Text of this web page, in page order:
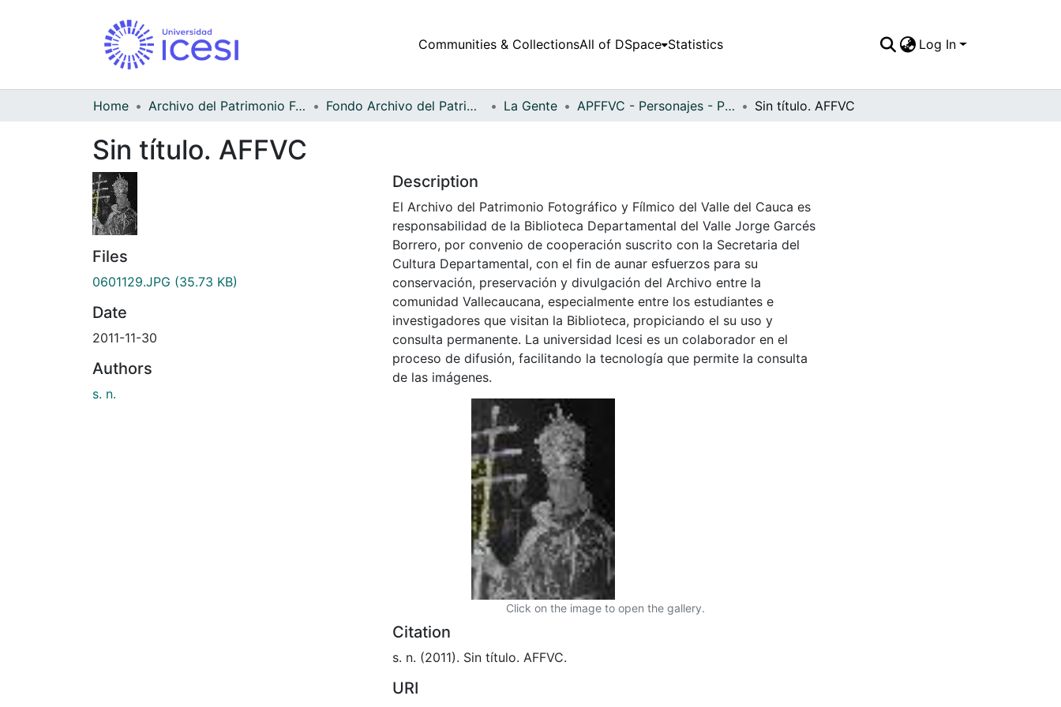
Communities & CollectionsAll of DSpace Statistics Log In
Home Archivo del Patrimonio Fotográfico y Fílmico del Valle del Cauca Fondo Archivo del Patrimonio Fotográfico y Fílmico del Valle del Cauca La Gente APFFVC - Personajes - Patrimonial Sin título. AFFVC
Sin título. AFFVC
Files
0601129.JPG (35.73 KB)
Date
2011-11-30
Authors
s. n.
Description
El Archivo del Patrimonio Fotográfico y Fílmico del Valle del Cauca es
responsabilidad de la Biblioteca Departamental del Valle Jorge Garcés
Borrero, por convenio de cooperación suscrito con la Secretaria del
Cultura Departamental, con el fin de aunar esfuerzos para su
conservación, preservación y divulgación del Archivo entre la
comunidad Vallecaucana, especialmente entre los estudiantes e
investigadores que visitan la Biblioteca, propiciando el su uso y
consulta permanente. La universidad Icesi es un colaborador en el
proceso de difusión, facilitando la tecnología que permite la consulta
de las imágenes.
Click on the image to open the gallery.
Citation
s. n. (2011). Sin título. AFFVC.
URI